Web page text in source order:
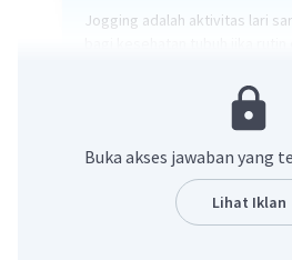
Jogging adalah aktivitas lari
Sumber W Community
28 September 2023 09:42
Jawaban terverifikasi
Buka akses jawaban yang
Lihat Iklan